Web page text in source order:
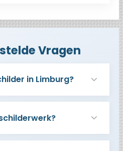
Vragen
in Limburg?